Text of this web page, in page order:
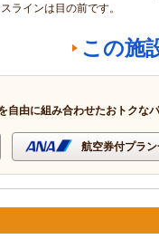
ラインは目の前です。
この施
自由に組み合わせたおトクな
航空券付プラ